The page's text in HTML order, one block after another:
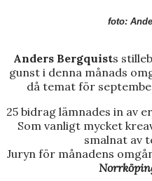
foto:
Anders Bergquists
gunst i denna månads
då temat för
25 bidrag lämnades in av
Som vanligt mycket
smalnat av
Juryn för månadens